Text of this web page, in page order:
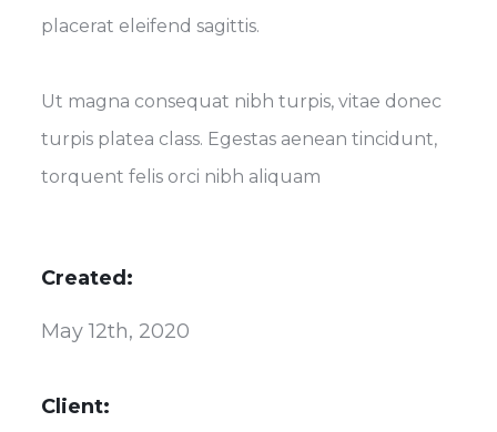
placerat eleifend sagittis.
Ut magna consequat nibh turpis, vitae donec
turpis platea class. Egestas aenean tincidunt,
torquent felis orci nibh aliquam
Created:
May 12th, 2020
Client: